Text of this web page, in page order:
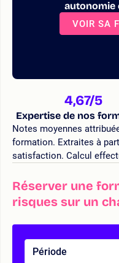
autonomie
VOIR SA
4,67/5
Expertise de nos
Notes moyennes
formation. Extraites à
satisfaction. Calcul
Réserver une
risques sur un
Période